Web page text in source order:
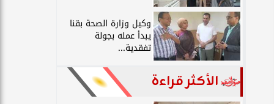
وكيل وزارة الصحة بقنا
يبدأ عمله بجولة
تفقدية...
الأكثر قراءة